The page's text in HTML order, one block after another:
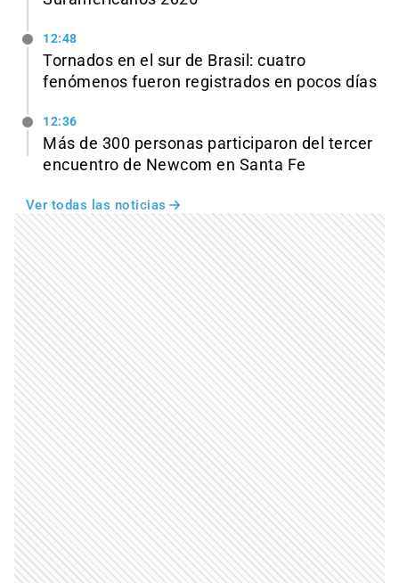
12:48
Tornados en el sur de Brasil: cuatro
fenómenos fueron registrados en pocos días
12:36
Más de 300 personas participaron del tercer
encuentro de Newcom en Santa Fe
Ver todas las noticias